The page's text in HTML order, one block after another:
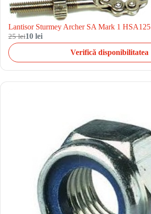
Lantisor Sturmey Archer SA Mark 1 HSA125
25 lei10 lei
Verifică disponibilitatea